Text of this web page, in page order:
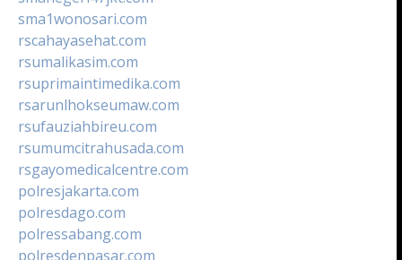
sma1wonosari.com
rscahayasehat.com
rsumalikasim.com
rsuprimaintimedika.com
rsarunlhokseumaw.com
rsufauziahbireu.com
rsumumcitrahusada.com
rsgayomedicalcentre.com
polresjakarta.com
polresdago.com
polressabang.com
polresdenpasar.com